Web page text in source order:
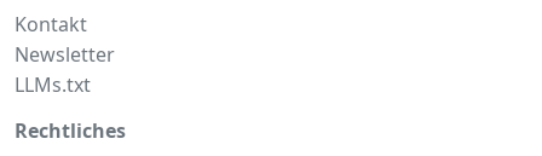
Kontakt
Newsletter
LLMs.txt
Rechtliches